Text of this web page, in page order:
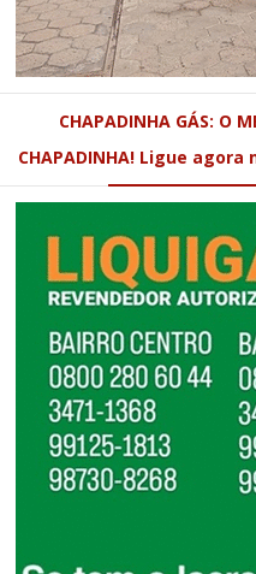
CHAPADINHA GÁS: O
CHAPADINHA! Ligue